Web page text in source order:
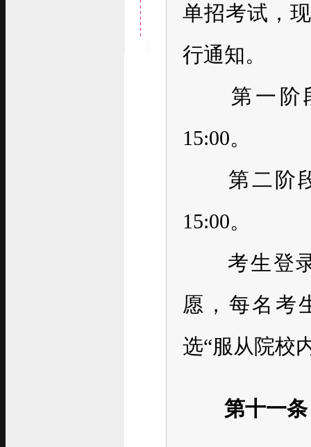
单招考试，
行通知。
第一阶段
15:00。
第二阶段
15:00。
考生登录
愿，每名考
选“服从院校
第十一条